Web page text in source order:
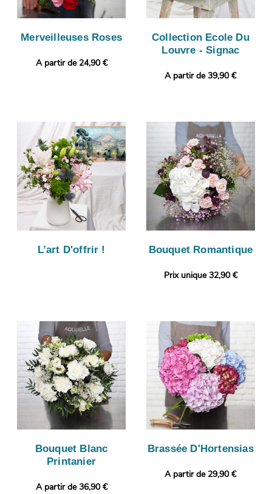
Merveilleuses Roses
A partir de 24,90 €
Collection Ecole Du
Louvre - Signac
A partir de 39,90 €
L’art D'offrir ! Bouquet Romantique
Prix unique 32,90 €
Bouquet Blanc
Printanier
A partir de 36,90 €
Brassée D'Hortensias
A partir de 29,90 €